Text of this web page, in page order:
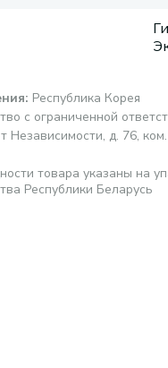
: Республика Корея
с ограниченной
Независимости, д. 76,
товара указаны на
Республики Беларусь